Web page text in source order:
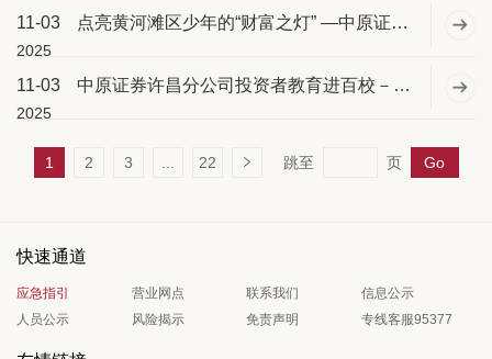
11-03
2025
点亮黄河滩区少年的“财富之灯” —中原证券濮阳育民路营业部走进濮阳安澜中学开展投资者教育进百校活动
11-03
2025
中原证券许昌分公司投资者教育进百校－走进中原科技学院
1 2 3 22 跳至 页 Go
快速通道
应急指引 营业网点 联系我们
信息公示
人员公示
风险揭示 免责声明 专线客服95377